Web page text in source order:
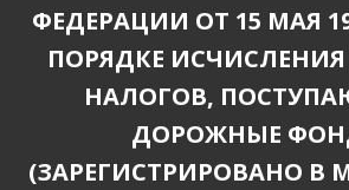
ФЕДЕРАЦИИ ОТ 15 МАЯ
ПОРЯДКЕ
НАЛОГОВ,
ДОРОЖНЫЕ
(ЗАРЕГИСТРИРОВАНО В